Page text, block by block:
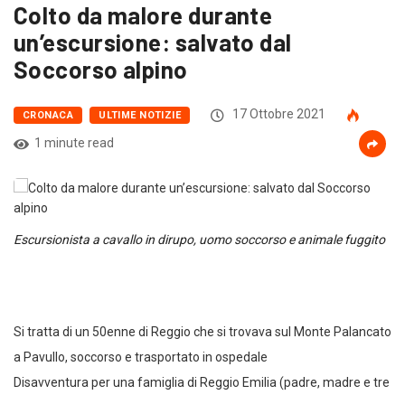
Colto da malore durante
un’escursione: salvato dal
Soccorso alpino
CRONACA ULTIME NOTIZIE
17 Ottobre 2021
1 minute read
Escursionista a cavallo in dirupo, uomo soccorso e animale fuggito
Si tratta di un 50enne di Reggio che si trovava sul Monte Palancato
a Pavullo, soccorso e trasportato in ospedale
Disavventura per una famiglia di Reggio Emilia (padre, madre e tre